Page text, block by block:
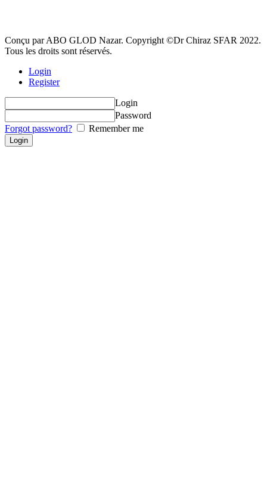
Conçu par ABO GLOD Nazar. Copyright ©Dr Chiraz SFAR 2022.
Tous les droits sont réservés.
Login
Register
Login
Password
Forgot password?
Remember me